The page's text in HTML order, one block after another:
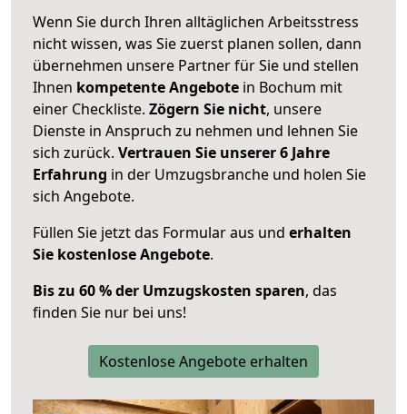
Wenn Sie durch Ihren alltäglichen Arbeitsstress
nicht wissen, was Sie zuerst planen sollen, dann
übernehmen unsere Partner für Sie und stellen
Ihnen kompetente Angebote in Bochum mit
einer Checkliste. Zögern Sie nicht, unsere
Dienste in Anspruch zu nehmen und lehnen Sie
sich zurück. Vertrauen Sie unserer 6 Jahre
Erfahrung in der Umzugsbranche und holen Sie
sich Angebote.
Füllen Sie jetzt das Formular aus und erhalten
Sie kostenlose Angebote.
Bis zu 60 % der Umzugskosten sparen, das
finden Sie nur bei uns!
Kostenlose Angebote erhalten